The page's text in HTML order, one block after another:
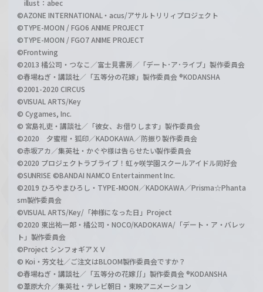
illust：abec
©AZONE INTERNATIONAL・acus/アサルトリリィプロジェクト
©TYPE-MOON / FGO6 ANIME PROJECT
©TYPE-MOON / FGO7 ANIME PROJECT
©Frontwing
©2013 橘公司・つなこ／富士見書房／「デート･ア･ライブ」製作委員会
©春場ねぎ・講談社／「五等分の花嫁」製作委員会 ®KODANSHA
©2001-2020 CIRCUS
©VISUAL ARTS/Key
© Cygames, Inc.
© 宮島礼吏・講談社／「彼女、お借りします」製作委員会
©2020 夕蜜柑・狐印／KADOKAWA／防振り製作委員会
©赤坂アカ／集英社・かぐや様は告らせたい製作委員会
©2020 プロジェクトラブライブ！虹ヶ咲学園スクールアイドル同好会
©SUNRISE ©BANDAI NAMCO Entertainment Inc.
©2019 ひろやまひろし・TYPE-MOON／KADOKAWA／Prisma☆Phanta
sm製作委員会
©VISUAL ARTS/Key/「神様になった日」Project
©2020 東出祐一郎・橘公司・NOCO/KADOKAWA/「デート・ア・バレッ
ト」製作委員会
©Project シンフォギアＸＶ
© Koi・芳文社／ご注文はBLOOM製作委員会ですか？
©春場ねぎ・講談社／「五等分の花嫁∬」製作委員会 ®KODANSHA
©葦原大介／集英社・テレビ朝日・東映アニメーション